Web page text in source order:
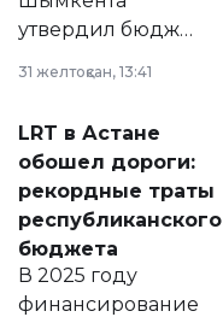
утвердил бюджет
2028 годы.
документ
появился в базе
нормативных
правовых актов и
на сайте маслихат
города.
31 желтоқсан, 13:41
LRT в Астане
обошел дороги:
рекордные траты
республиканского
бюджета
В 2025 году
финансирование